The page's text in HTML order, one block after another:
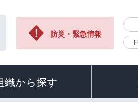
防災・緊急情報
織から探す